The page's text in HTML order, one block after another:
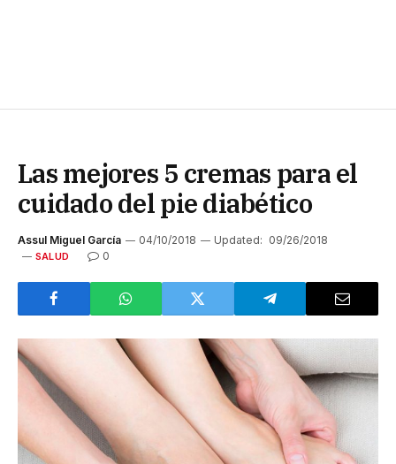
Las mejores 5 cremas para el
cuidado del pie diabético
Assul Miguel García 04/10/2018 Updated: 09/26/2018
SALUD 0